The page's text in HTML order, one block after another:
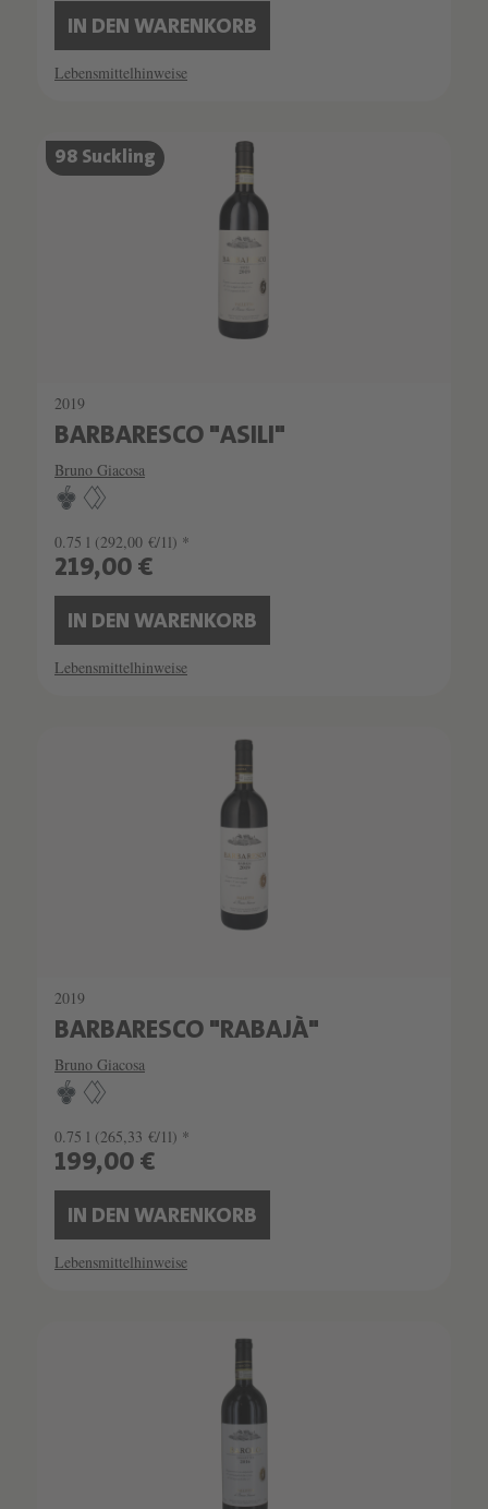
IN DEN WARENKORB
Lebensmittelhinweise
SCHATZKAMMER
SEHR LIMITIERT
98 Suckling
2019
BARBARESCO "ASILI"
Bruno Giacosa
0.75 l (292,00 €/1l) *
219,00 €
IN DEN WARENKORB
Lebensmittelhinweise
2019
BARBARESCO "RABAJÀ"
Bruno Giacosa
0.75 l (265,33 €/1l) *
199,00 €
IN DEN WARENKORB
Lebensmittelhinweise